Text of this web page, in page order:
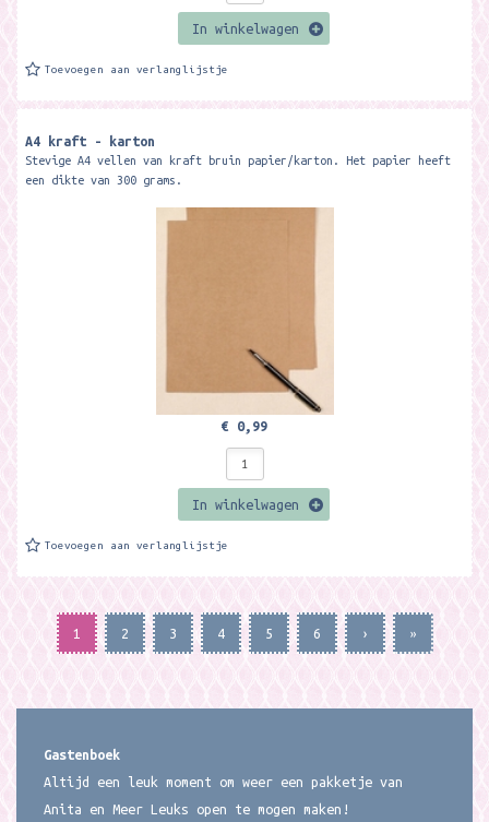
In winkelwagen
Toevoegen aan verlanglijstje
A4 kraft - karton
Stevige A4 vellen van kraft bruin papier/karton. Het papier heeft
een dikte van 300 grams.
€ 0,99
In winkelwagen
Toevoegen aan verlanglijstje
1 2 3 4 5 6 › »
Gastenboek
Altijd een leuk moment om weer een pakketje van
Anita en Meer Leuks open te mogen maken!